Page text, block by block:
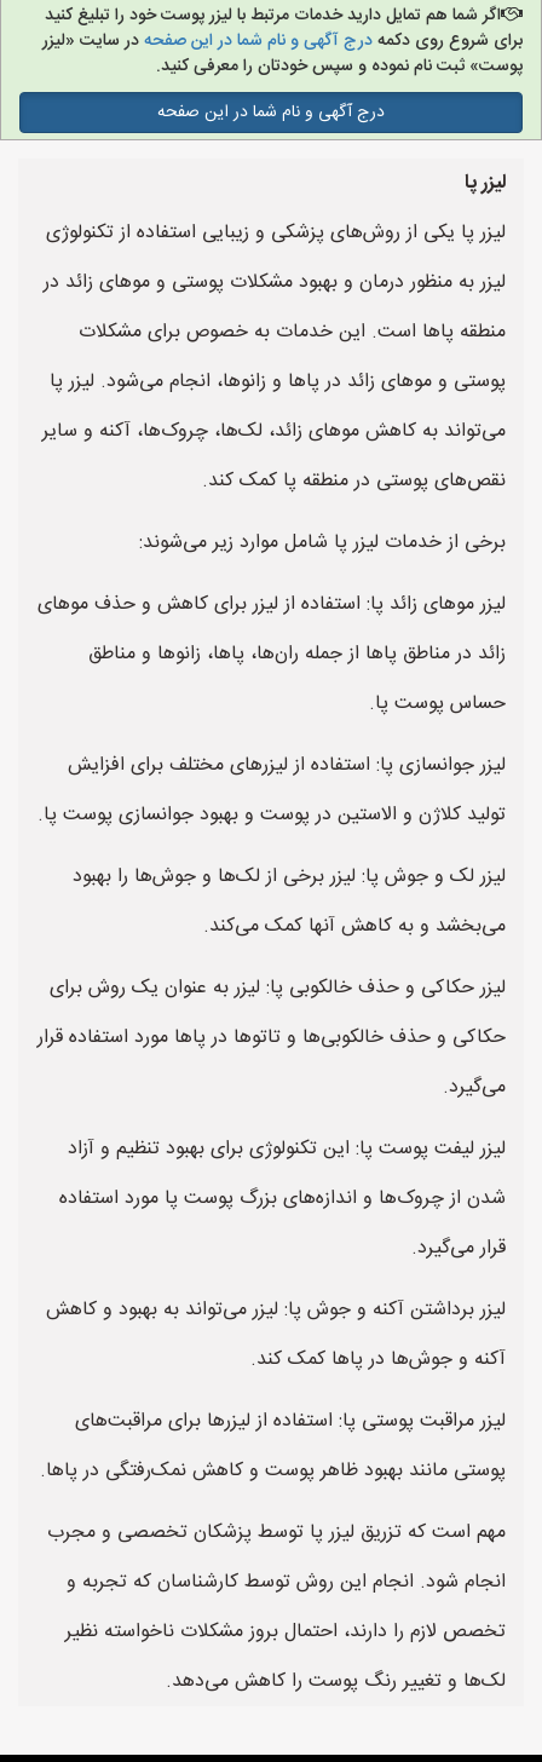
اگر شما هم تمایل دارید خدمات مرتبط با لیزر پوست خود را تبلیغ کنید
برای شروع روی دکمهدرج آگهی و نام شما در این صفحهدر سایت «لیزر
پوست» ثبت نام نموده و سپس خودتان را معرفی کنید.
درج آگهی و نام شما در این صفحه
لیزر پا
لیزر پا یکی از روش‌های پزشکی و زیبایی استفاده از تکنولوژی
لیزر به منظور درمان و بهبود مشکلات پوستی و موهای زائد در
منطقه پاها است. این خدمات به خصوص برای مشکلات
پوستی و موهای زائد در پاها و زانوها، انجام می‌شود. لیزر پا
می‌تواند به کاهش موهای زائد، لک‌ها، چروک‌ها، آکنه و سایر
نقص‌های پوستی در منطقه پا کمک کند.
برخی از خدمات لیزر پا شامل موارد زیر می‌شوند:
لیزر موهای زائد پا: استفاده از لیزر برای کاهش و حذف موهای
زائد در مناطق پاها از جمله ران‌ها، پاها، زانوها و مناطق
حساس پوست پا.
لیزر جوانسازی پا: استفاده از لیزرهای مختلف برای افزایش
تولید کلاژن و الاستین در پوست و بهبود جوانسازی پوست پا.
لیزر لک و جوش پا: لیزر برخی از لک‌ها و جوش‌ها را بهبود
می‌بخشد و به کاهش آنها کمک می‌کند.
لیزر حکاکی و حذف خالکوبی پا: لیزر به عنوان یک روش برای
حکاکی و حذف خالکوبی‌ها و تاتو‌ها در پاها مورد استفاده قرار
می‌گیرد.
لیزر لیفت پوست پا: این تکنولوژی برای بهبود تنظیم و آزاد
شدن از چروک‌ها و اندازه‌های بزرگ پوست پا مورد استفاده
قرار می‌گیرد.
لیزر برداشتن آکنه و جوش پا: لیزر می‌تواند به بهبود و کاهش
آکنه و جوش‌ها در پاها کمک کند.
لیزر مراقبت پوستی پا: استفاده از لیزرها برای مراقبت‌های
پوستی مانند بهبود ظاهر پوست و کاهش نمک‌رفتگی در پاها.
مهم است که تزریق لیزر پا توسط پزشکان تخصصی و مجرب
انجام شود. انجام این روش توسط کارشناسان که تجربه و
تخصص لازم را دارند، احتمال بروز مشکلات ناخواسته نظیر
لک‌ها و تغییر رنگ پوست را کاهش می‌دهد.